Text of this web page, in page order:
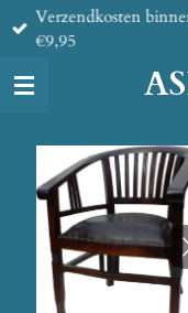
Ga
direct
de
Verzendkosten
€9,95